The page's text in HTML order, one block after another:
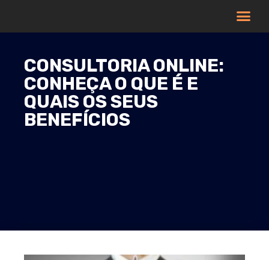
CONSULTORIA ONLINE:
CONHEÇA O QUE É E
QUAIS OS SEUS
BENEFÍCIOS